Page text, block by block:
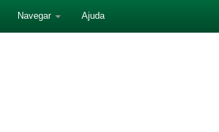
Navegar Ajuda